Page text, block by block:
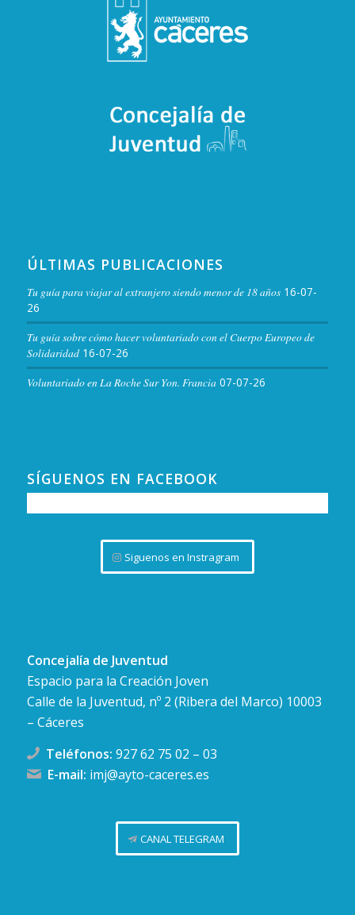
ÚLTIMAS PUBLICACIONES
Tu guía para viajar al extranjero siendo menor de 18 años 16-07-
26
Tu guía sobre cómo hacer voluntariado con el Cuerpo Europeo de
Solidaridad 16-07-26
Voluntariado en La Roche Sur Yon. Francia 07-07-26
SÍGUENOS EN FACEBOOK
Siguenos en Instragram
Concejalía de Juventud
Espacio para la Creación Joven
Calle de la Juventud, nº 2 (Ribera del Marco) 10003
– Cáceres
Teléfonos: 927 62 75 02 – 03
E-mail: imj@ayto-caceres.es
CANAL TELEGRAM